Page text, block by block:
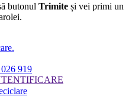
butonul Trimite și vei primi un
919